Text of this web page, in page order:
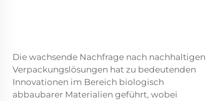
Die wachsende Nachfrage nach nachhaltigen
Verpackungslösungen hat zu bedeutenden
Innovationen im Bereich biologisch
abbaubarer Materialien geführt, wobei